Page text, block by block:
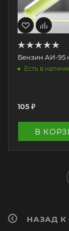
Бензин АИ-95
Есть в
105 ₽
В
НАЗАД К